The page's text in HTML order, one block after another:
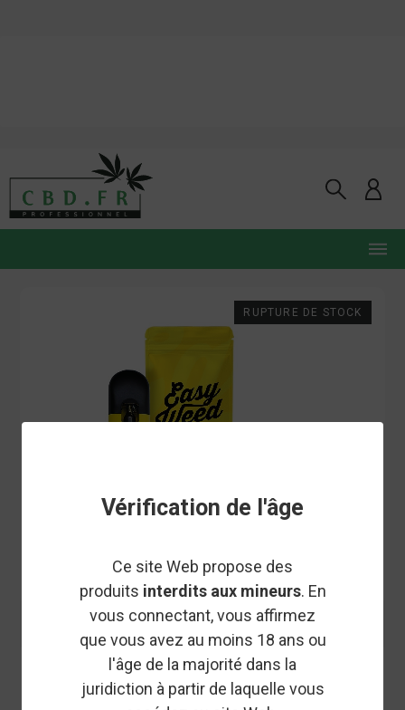
Vérification de l'âge
Ce site Web propose des
produits interdits aux mineurs. En
vous connectant, vous affirmez
que vous avez au moins 18 ans ou
l'âge de la majorité dans la
juridiction à partir de laquelle vous
RUPTURE DE STOCK
EASY WEED
PUFF CBD 67% SUPER SILVER